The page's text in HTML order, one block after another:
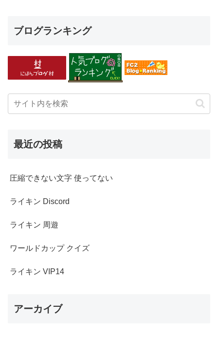
ブログランキング
最近の投稿
圧縮できない文字 使ってない
ライキン Discord
ライキン 周遊
ワールドカップ クイズ
ライキン VIP14
アーカイブ